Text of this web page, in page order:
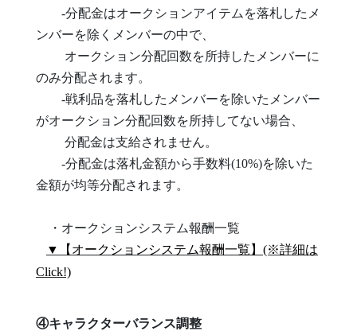
-分配金はオークションアイテムを落札したメ
ンバーを除くメンバーの中で、
オークション分配回数を所持したメンバーに
のみ分配されます。
-戦利品を落札したメンバーを除いたメンバー
がオークション分配回数を所持してない場合、
分配金は支給されません。
-分配金は落札金額から手数料(10%)を除いた
金額が均等分配されます。
・オークションシステム報酬一覧
▼【オークションシステム報酬一覧】(※詳細は
Click!)
④キャラクターバランス調整